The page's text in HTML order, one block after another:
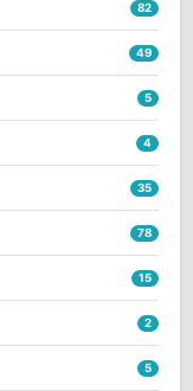
82
49
5
4
35
78
15
2
5